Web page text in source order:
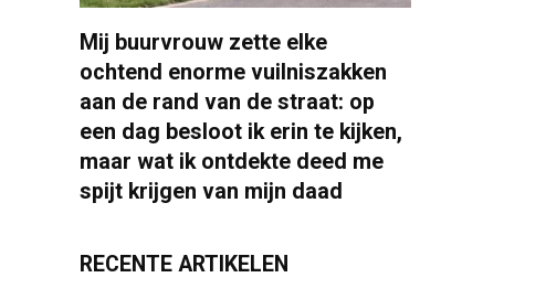
Mij buurvrouw zette elke
ochtend enorme vuilniszakken
aan de rand van de straat: op
een dag besloot ik erin te kijken,
maar wat ik ontdekte deed me
spijt krijgen van mijn daad
RECENTE ARTIKELEN